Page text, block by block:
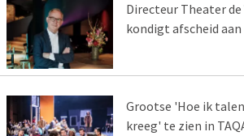
Directeur Theater
kondigt afscheid aan
Grootse 'Hoe ik
kreeg' te zien in